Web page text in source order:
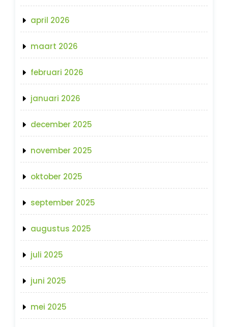
april 2026
maart 2026
februari 2026
januari 2026
december 2025
november 2025
oktober 2025
september 2025
augustus 2025
juli 2025
juni 2025
mei 2025